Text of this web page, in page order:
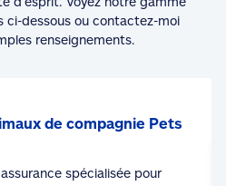
ci-dessous ou contactez-moi
renseignements.
de compagnie Pets
spécialisée pour